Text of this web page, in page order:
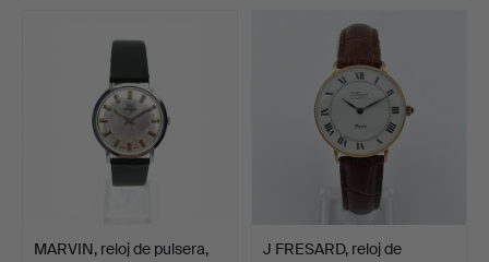
MARVIN, reloj de pulsera,
J FRESARD, reloj de